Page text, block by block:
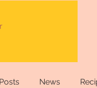
News